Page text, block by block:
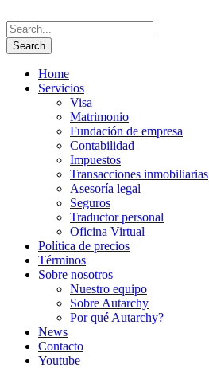
Home
Servicios
Visa
Matrimonio
Fundación de empresa
Contabilidad
Impuestos
Transacciones inmobiliarias
Asesoría legal
Seguros
Traductor personal
Oficina Virtual
Política de precios
Términos
Sobre nosotros
Nuestro equipo
Sobre Autarchy
Por qué Autarchy?
News
Contacto
Youtube